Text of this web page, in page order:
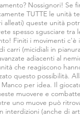
Nossignori! Se
TUTTE le unità
alleati) queste unità
spesso sgusciare
Finiti i movimenti
carri (micidiali in
adiacenti al
che reagiscono
questo possibilità.
per idea. Il
muovere e
uno muove può
(anche di